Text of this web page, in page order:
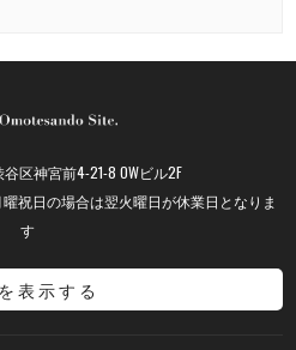
区神宮前4-21-8 OWビル2F
祝日の場合は翌火曜日が休業日となりま
す
表示する